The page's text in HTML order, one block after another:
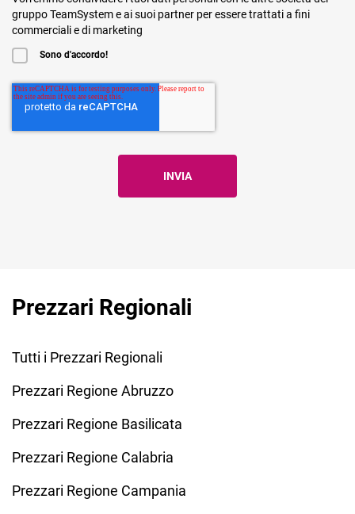
gruppo TeamSystem e ai suoi partner per essere trattati a fini
commerciali e di marketing
Sono d'accordo!
Prezzari Regionali
Tutti i Prezzari Regionali
Prezzari Regione Abruzzo
Prezzari Regione Basilicata
Prezzari Regione Calabria
Prezzari Regione Campania